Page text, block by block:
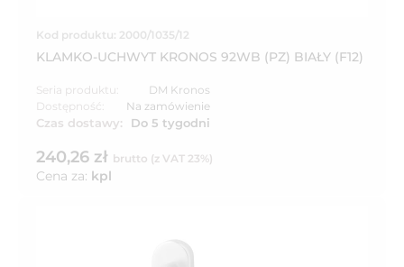
Kod produktu: 2000/1035/12
KLAMKO-UCHWYT KRONOS 92WB (PZ) BIAŁY (F12)
Seria produktu:
DM Kronos
Dostępność:
Na zamówienie
Czas dostawy: Do 5 tygodni
240,26 zł brutto (z VAT 23%)
Cena za: kpl